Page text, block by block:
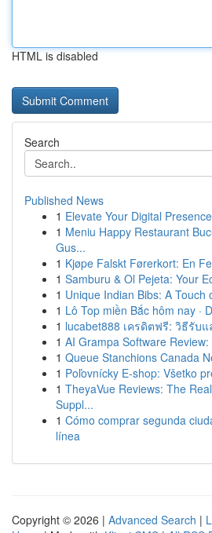
HTML is disabled
Search
Published News
1 Elevate Your Digital
1 Meniu Happy Restaurant
Gus...
1 Kjøpe Falskt Førerkort: En
1 Samburu & Ol Pejeta: Your
1 Unique Indian Bibs: A Touch
1 Lô Top miền Bắc hôm nay ·
1 lucabet888 เครดิตฟรี: วิธีรับ
1 AI Grampa Software
1 Queue Stanchions Canada
1 Poľovnícky E-shop: Všetko
1 TheyaVue Reviews: The
Suppl...
1 Cómo comprar segunda
línea
Copyright © 2026 | Advanced Search |